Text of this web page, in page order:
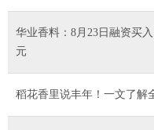
华业香料：8月23日融资买
元
稻花香里说丰年！一文了解